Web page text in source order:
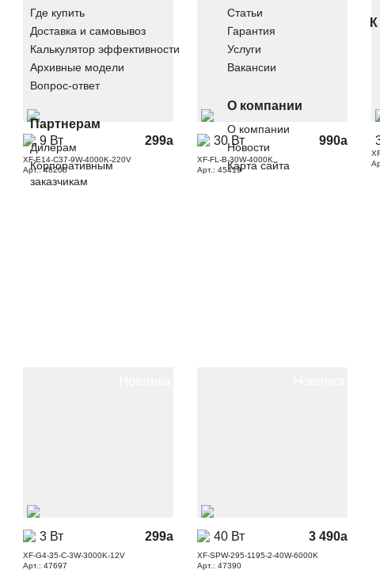
9 Вт 299a
XF-E14-C37-9W-4000K-220V
Арт.: 48205
30 Вт 990a
XF-FL-В-30W-4000K
Арт.: 45419
3 Вт 299a
XF-G4-35-C-3W-3000K-12V
Арт.: 47697
40 Вт 3 490a
XF-SPW-295-1195-2-40W-6000K
Арт.: 47390
Где купить
Доставка и самовывоз
Калькулятор эффективности
Архивные модели
Вопрос-ответ
Партнерам
Дилерам
Корпоративным
заказчикам
Статьи
Гарантия
Услуги
Вакансии
О компании
О компании
Новости
Карта сайта